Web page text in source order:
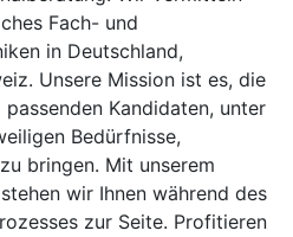
Fach- und
in Deutschland,
Unsere Mission ist es, die
Kandidaten, unter
Bedürfnisse,
bringen. Mit unserem
wir Ihnen während des
zur Seite. Profitieren